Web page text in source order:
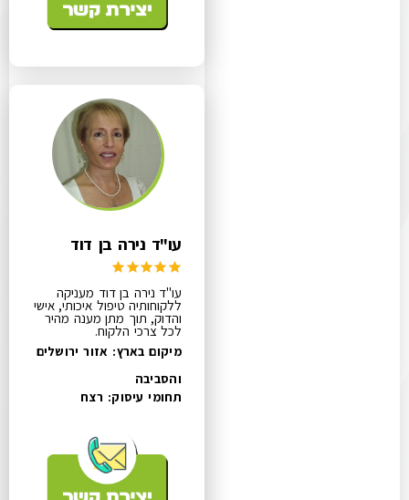
עו"ד נירה בן דוד
עו"ד נירה בן דוד מעניקה
ללקוחותיה טיפול איכותי, אישי
והדוק, תוך מתן מענה מהיר
לכל צרכי הלקוח.
מיקום בארץ: אזור ירושלים
והסביבה
תחומי עיסוק: רצח